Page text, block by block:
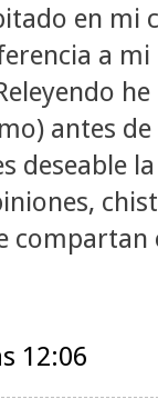
en mi
a
antes
deseable
compartan
12:06